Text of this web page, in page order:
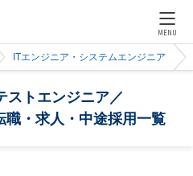
MENU
ITエンジニア・システムエンジニア
ストエンジニア／
・求人・中途採用一覧